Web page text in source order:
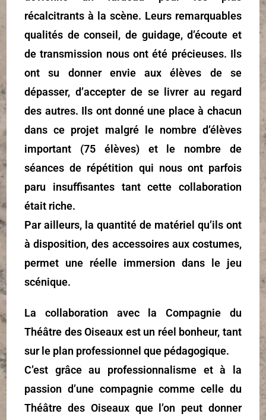
récalcitrants à la scène. Leurs remarquables
qualités de conseil, de guidage, d’écoute et
de transmission nous ont été précieuses. Ils
ont su donner envie aux élèves de se
dépasser, d’accepter de se livrer au regard
des autres. Ils ont donné une place à chacun
dans ce projet malgré le nombre d’élèves
important (75 élèves) et le nombre de
séances de répétition qui nous ont parfois
paru insuffisantes tant cette collaboration
était riche.
Par ailleurs, la quantité de matériel qu’ils ont
à disposition, des accessoires aux costumes,
permet une réelle immersion dans le jeu
scénique.
La collaboration avec la Compagnie du
Théâtre des Oiseaux est un réel bonheur, tant
sur le plan professionnel que pédagogique.
C’est grâce au professionnalisme et à la
passion d’une compagnie comme celle du
Théâtre des Oiseaux que l’on peut donner